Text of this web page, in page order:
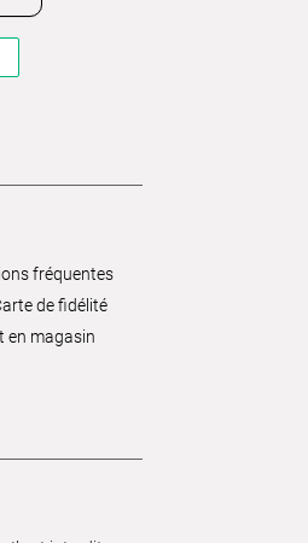
fréquentes
de fidélité
en magasin